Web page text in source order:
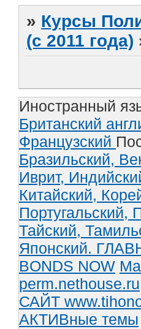
» Курсы
(с 2011 года)
Иностранный
Британский
Французский
Бразильский,
Иврит,
Китайский,
Португальский,
Тайский,
Японский.
BONDS NOW
perm.nethouse.ru
САЙТ
АКТИВные темы